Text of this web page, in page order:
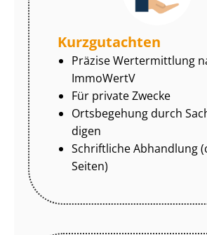
Kurzgutachten
Präzise Wertermittlung
ImmoWertV
Für private Zwecke
Ortsbegehung durch
di­gen
Schriftliche Abhandlung
Seiten)